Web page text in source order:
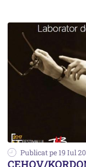
Publicat pe 19 Iul
CEHOV/